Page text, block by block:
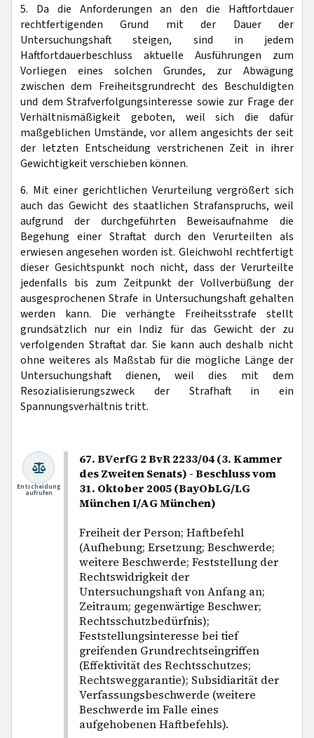
5. Da die Anforderungen an den die Haftfortdauer
rechtfertigenden Grund mit der Dauer der
Untersuchungshaft steigen, sind in jedem
Haftfortdauerbeschluss aktuelle Ausführungen zum
Vorliegen eines solchen Grundes, zur Abwägung
zwischen dem Freiheitsgrundrecht des Beschuldigten
und dem Strafverfolgungsinteresse sowie zur Frage der
Verhältnismäßigkeit geboten, weil sich die dafür
maßgeblichen Umstände, vor allem angesichts der seit
der letzten Entscheidung verstrichenen Zeit in ihrer
Gewichtigkeit verschieben können.
6. Mit einer gerichtlichen Verurteilung vergrößert sich
auch das Gewicht des staatlichen Strafanspruchs, weil
aufgrund der durchgeführten Beweisaufnahme die
Begehung einer Straftat durch den Verurteilten als
erwiesen angesehen worden ist. Gleichwohl rechtfertigt
dieser Gesichtspunkt noch nicht, dass der Verurteilte
jedenfalls bis zum Zeitpunkt der Vollverbüßung der
ausgesprochenen Strafe in Untersuchungshaft gehalten
werden kann. Die verhängte Freiheitsstrafe stellt
grundsätzlich nur ein Indiz für das Gewicht der zu
verfolgenden Straftat dar. Sie kann auch deshalb nicht
ohne weiteres als Maßstab für die mögliche Länge der
Untersuchungshaft dienen, weil dies mit dem
Resozialisierungszweck der Strafhaft in ein
Spannungsverhältnis tritt.
67. BVerfG 2 BvR 2233/04 (3. Kammer
des Zweiten Senats) - Beschluss vom
31. Oktober 2005 (BayObLG/LG
München I/AG München)
Freiheit der Person; Haftbefehl
(Aufhebung; Ersetzung; Beschwerde;
weitere Beschwerde; Feststellung der
Rechtswidrigkeit der
Untersuchungshaft von Anfang an;
Zeitraum; gegenwärtige Beschwer;
Rechtsschutzbedürfnis);
Feststellungsinteresse bei tief
greifenden Grundrechtseingriffen
(Effektivität des Rechtsschutzes;
Rechtsweggarantie); Subsidiarität der
Verfassungsbeschwerde (weitere
Beschwerde im Falle eines
aufgehobenen Haftbefehls).
Entscheidung
aufrufen